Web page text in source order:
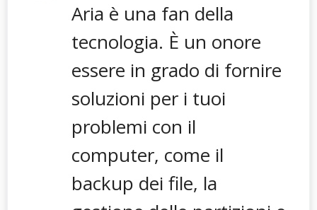
Aria è una fan della
tecnologia. È un onore
essere in grado di fornire
soluzioni per i tuoi
problemi con il
computer, come il
backup dei file, la